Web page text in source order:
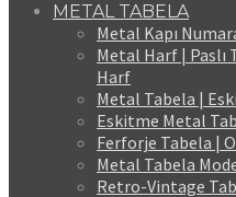
METAL TABELA
Metal Kapı
Metal Harf | Paslı
Harf
Metal Tabela |
Eskitme Metal
Ferforje Tabela |
Metal Tabela
Retro-Vintage